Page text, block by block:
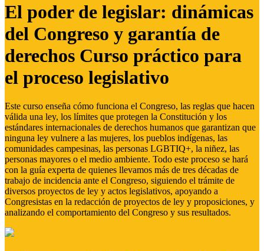
El poder de legislar: dinámicas
del Congreso y garantía de
derechos Curso práctico para
el proceso legislativo
Este curso enseña cómo funciona el Congreso, las reglas que hacen
válida una ley, los límites que protegen la Constitución y los
estándares internacionales de derechos humanos que garantizan que
ninguna ley vulnere a las mujeres, los pueblos indígenas, las
comunidades campesinas, las personas LGBTIQ+, la niñez, las
personas mayores o el medio ambiente. Todo este proceso se hará
con la guía experta de quienes llevamos más de tres décadas de
trabajo de incidencia ante el Congreso, siguiendo el trámite de
diversos proyectos de ley y actos legislativos, apoyando a
Congresistas en la redacción de proyectos de ley y proposiciones, y
analizando el comportamiento del Congreso y sus resultados.